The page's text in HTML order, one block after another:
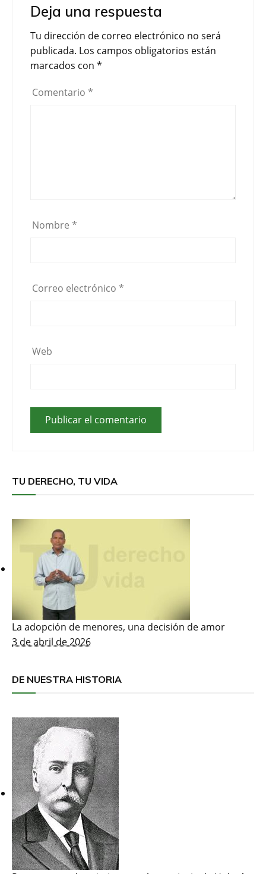
b
o
k
t
r
a
t
i
r
Deja una respuesta
Tu dirección de correo electrónico no será
publicada. Los campos obligatorios están
marcados con *
Comentario *
Nombre *
Correo electrónico *
Web
TU DERECHO, TU VIDA
La adopción de menores, una decisión de amor
3 de abril de 2026
DE NUESTRA HISTORIA